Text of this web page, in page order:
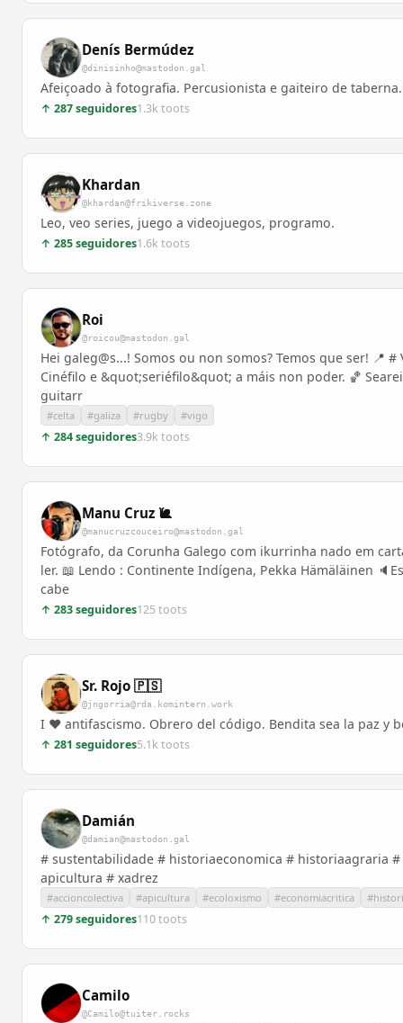
Denís Bermúdez
@dinisinho@mastodon.gal
Afeiçoado à fotografia. Percusionista e gaiteiro de
↑ 287 seguidores1.3k toots
Khardan
@khardan@frikiverse.zone
Leo, veo series, juego a videojuegos, programo.
↑ 285 seguidores1.6k toots
Roi
@roicou@mastodon.gal
Hei galeg@s...! Somos ou non somos? Temos que ser! 📍
Cinéfilo e &quot;seriéfilo&quot; a máis non poder. 🏀
guitarr
#celta #galiza #rugby #vigo
↑ 284 seguidores3.9k toots
Manu Cruz 🐌
@manucruzcouceiro@mastodon.gal
Fotógrafo, da Corunha Galego com ikurrinha nado em
ler. 📖 Lendo : Continente Indígena, Pekka Hämäläinen
cabe
↑ 283 seguidores125 toots
Sr. Rojo 🇵🇸
@jngorria@rda.komintern.work
I ❤️ antifascismo. Obrero del código. Bendita sea la paz y
↑ 281 seguidores5.1k toots
Damián
@damian@mastodon.gal
# sustentabilidade # historiaeconomica # historiaagraria
apicultura # xadrez
#accioncolectiva #apicultura #ecoloxismo #economiacritica
↑ 279 seguidores110 toots
Camilo
@Camilo@tuiter.rocks